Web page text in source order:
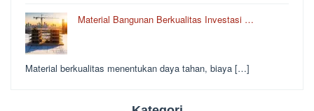
Material Bangunan Berkualitas Investasi …
Material berkualitas menentukan daya tahan, biaya […]